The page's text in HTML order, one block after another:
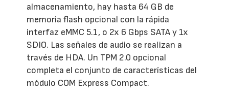
almacenamiento, hay hasta 64 GB de
memoria flash opcional con la rápida
interfaz eMMC 5.1, o 2x 6 Gbps SATA y 1x
SDIO. Las señales de audio se realizan a
través de HDA. Un TPM 2.0 opcional
completa el conjunto de características del
módulo COM Express Compact.